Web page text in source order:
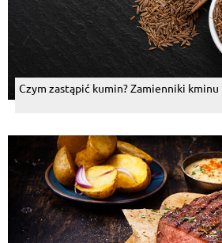
Czym zastąpić kumin? Zamienniki